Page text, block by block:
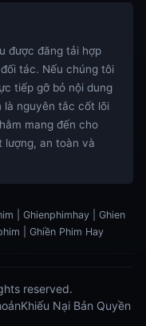
được đăng tải hợp
tác. Nếu chúng tôi
tiếp gỡ bỏ nội dung
là nguyên tắc cốt lõi
mang đến cho
lượng, an toàn và
| Ghienphimhay | Ghien
| Ghiền Phim Hay
reserved.
Khiếu Nại Bản Quyền